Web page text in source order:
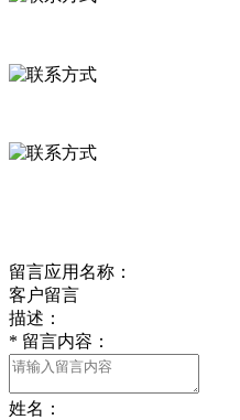
留言应用名称：
客户留言
描述：
* 留言内容：
姓名：